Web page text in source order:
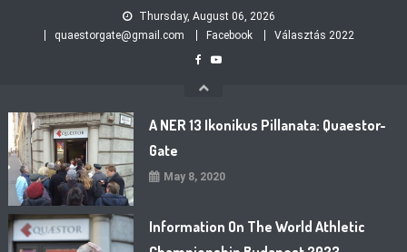
Thursday, August 06, 2026
quaestorgate@gmail.com
Facebook Választás 2022
A NER 13 Ikonikus Pillanata: Quaestor-
Gate
May 8, 2020
Information On The World Athletic